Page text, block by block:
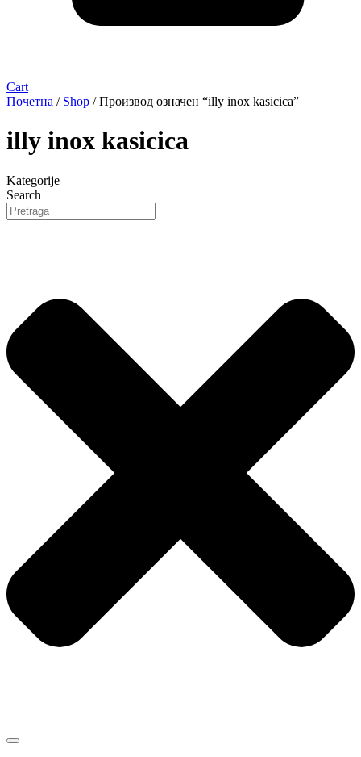
Cart
Почетна / Shop / Производ oзначен “illy inox kasicica”
illy inox kasicica
Kategorije
Search